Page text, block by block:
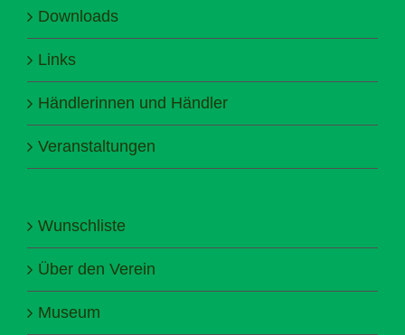
Downloads
Links
Händlerinnen und Händler
Veranstaltungen
Wunschliste
Über den Verein
Museum